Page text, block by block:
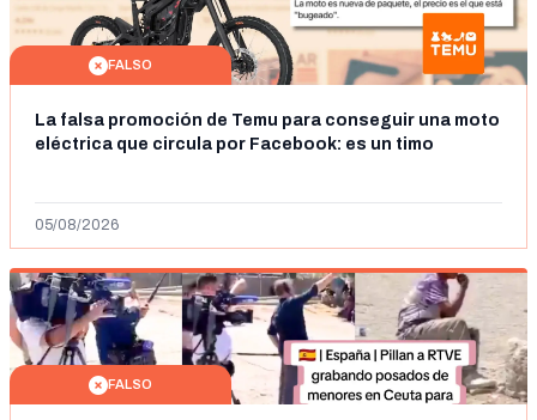
FALSO
La falsa promoción de Temu para conseguir una moto
eléctrica que circula por Facebook: es un timo
05/08/2026
FALSO